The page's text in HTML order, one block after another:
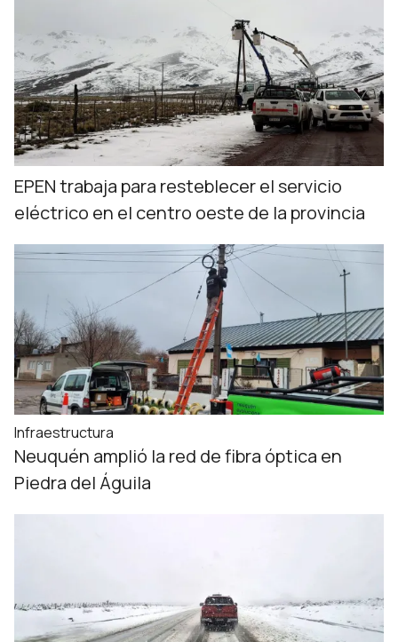
EPEN trabaja para resteblecer el servicio
eléctrico en el centro oeste de la provincia
Infraestructura
Neuquén amplió la red de fibra óptica en
Piedra del Águila